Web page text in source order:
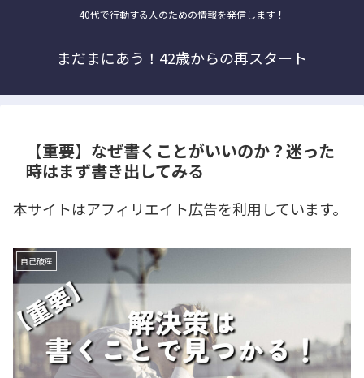
40代で行動する人のための情報を発信します！
まだまにあう！42歳からの再スタート
【重要】なぜ書くことがいいのか？迷った
時はまず書き出してみる
本サイトはアフィリエイト広告を利用しています。
自己破産